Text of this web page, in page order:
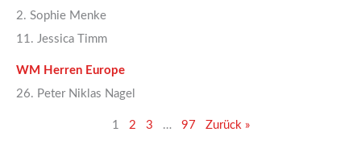
2. Sophie Menke
11. Jessica Timm
WM Herren Europe
26. Peter Niklas Nagel
1 2 3 … 97 Zurück »